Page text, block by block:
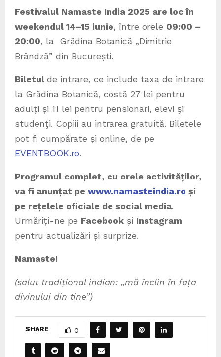
Festivalul Namaste India 2025 are loc în
weekendul 14–15 iunie, între orele 09:00 –
20:00, la Grădina Botanică „Dimitrie
Brândză” din București.
Biletul de intrare, ce include taxa de intrare
la Grădina Botanică, costă 27 lei pentru
adulți și 11 lei pentru pensionari, elevi şi
studenţi. Copiii au intrarea gratuită. Biletele
pot fi cumpărate și online, de pe
EVENTBOOK.ro.
Programul complet, cu orele activităților,
va fi anunțat pe www.namasteindia.ro și
pe rețelele oficiale de social media.
Urmăriți-ne pe Facebook și Instagram
pentru actualizări și surprize.
Namaste!
(salut tradițional indian: „mă înclin în fața
divinului din tine”)
SHARE 0